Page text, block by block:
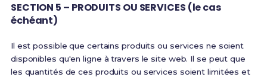
SECTION 5 – PRODUITS OU SERVICES (le cas
échéant)
Il est possible que certains produits ou services ne soient
disponibles qu'en ligne à travers le site web. Il se peut que
les quantités de ces produits ou services soient limitées et